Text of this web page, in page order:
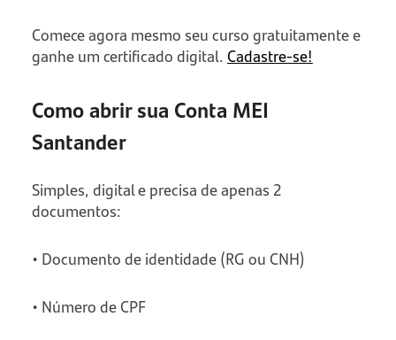
Comece agora mesmo seu curso gratuitamente e
ganhe um certificado digital.Cadastre-se!
Como abrir sua Conta MEI
Santander
Simples, digital e precisa de apenas 2
documentos:
• Documento de identidade (RG ou CNH)
• Número de CPF